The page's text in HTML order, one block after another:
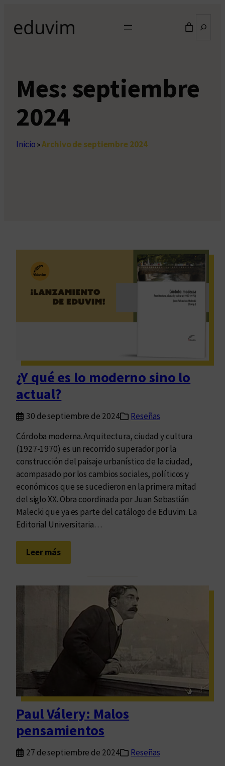
contenido
Mes: septiembre
2024
Inicio»Archivo de septiembre 2024
¿Y qué es lo moderno sino lo
actual?
30 de septiembre de 2024
Reseñas
Córdoba moderna. Arquitectura, ciudad y cultura
(1927-1970) es un recorrido superador por la
construcción del paisaje urbanístico de la ciudad,
acompasado por los cambios sociales, políticos y
económicos que se sucedieron en la primera mitad
del siglo XX. Obra coordinada por Juan Sebastián
Malecki que ya es parte del catálogo de Eduvim. La
Editorial Universitaria…
Leer más:
¿
s
l
d
e
r
n
o
Paul Válery: Malos
pensamientos
27 de septiembre de 2024
Reseñas